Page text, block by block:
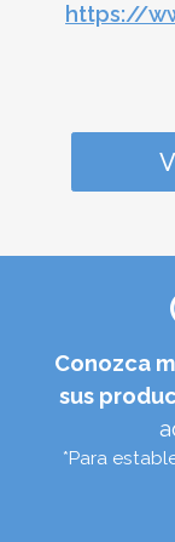
Conozca
*Para
PRODUCTOS